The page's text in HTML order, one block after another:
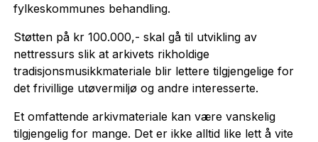
fylkeskommunes behandling.
Støtten på kr 100.000,- skal gå til utvikling av
nettressurs slik at arkivets rikholdige
tradisjonsmusikkmateriale blir lettere tilgjengelige for
det frivillige utøvermiljø og andre interesserte.
Et omfattende arkivmateriale kan være vanskelig
tilgjengelig for mange. Det er ikke alltid like lett å vite